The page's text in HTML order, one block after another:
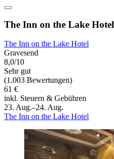
The Inn on the Lake Hotel
The Inn on the Lake Hotel
Gravesend
8,0/10
Sehr gut
(1.003 Bewertungen)
61 €
inkl. Steuern & Gebühren
23. Aug.–24. Aug.
The Inn on the Lake Hotel